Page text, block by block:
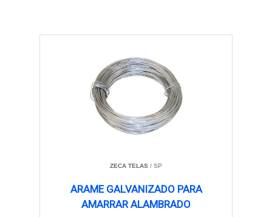
ZECA TELAS / SP
ARAME GALVANIZADO PARA
AMARRAR ALAMBRADO